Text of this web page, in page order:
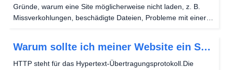
Gründe, warum eine Site möglicherweise nicht laden, z. B.
Missverkohlungen, beschädigte Dateien, Probleme mit einer
Warum sollte ich meiner Website ein SSL
hinzufügen?
HTTP steht für das Hypertext-Übertragungsprotokoll.Die